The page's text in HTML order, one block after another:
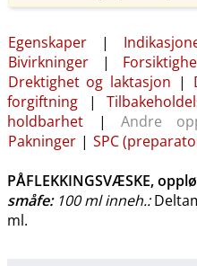
Egenskaper |
Bivirkninger |
Drektighet og laktasjon |
forgiftning |
holdbarhet | Andre
Pakninger | SPC
PÅFLEKKINGSVÆSKE,
småfe: 100 ml inneh.:
ml.